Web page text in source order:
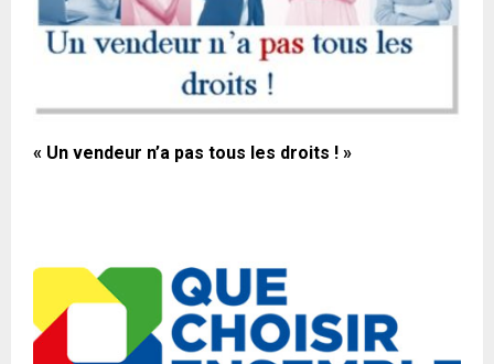
« Un vendeur n’a pas tous les droits ! »